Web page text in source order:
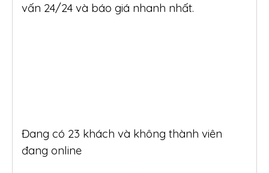
vấn 24/24 và báo giá nhanh nhất.
Đang có 23 khách và không thành viên
đang online